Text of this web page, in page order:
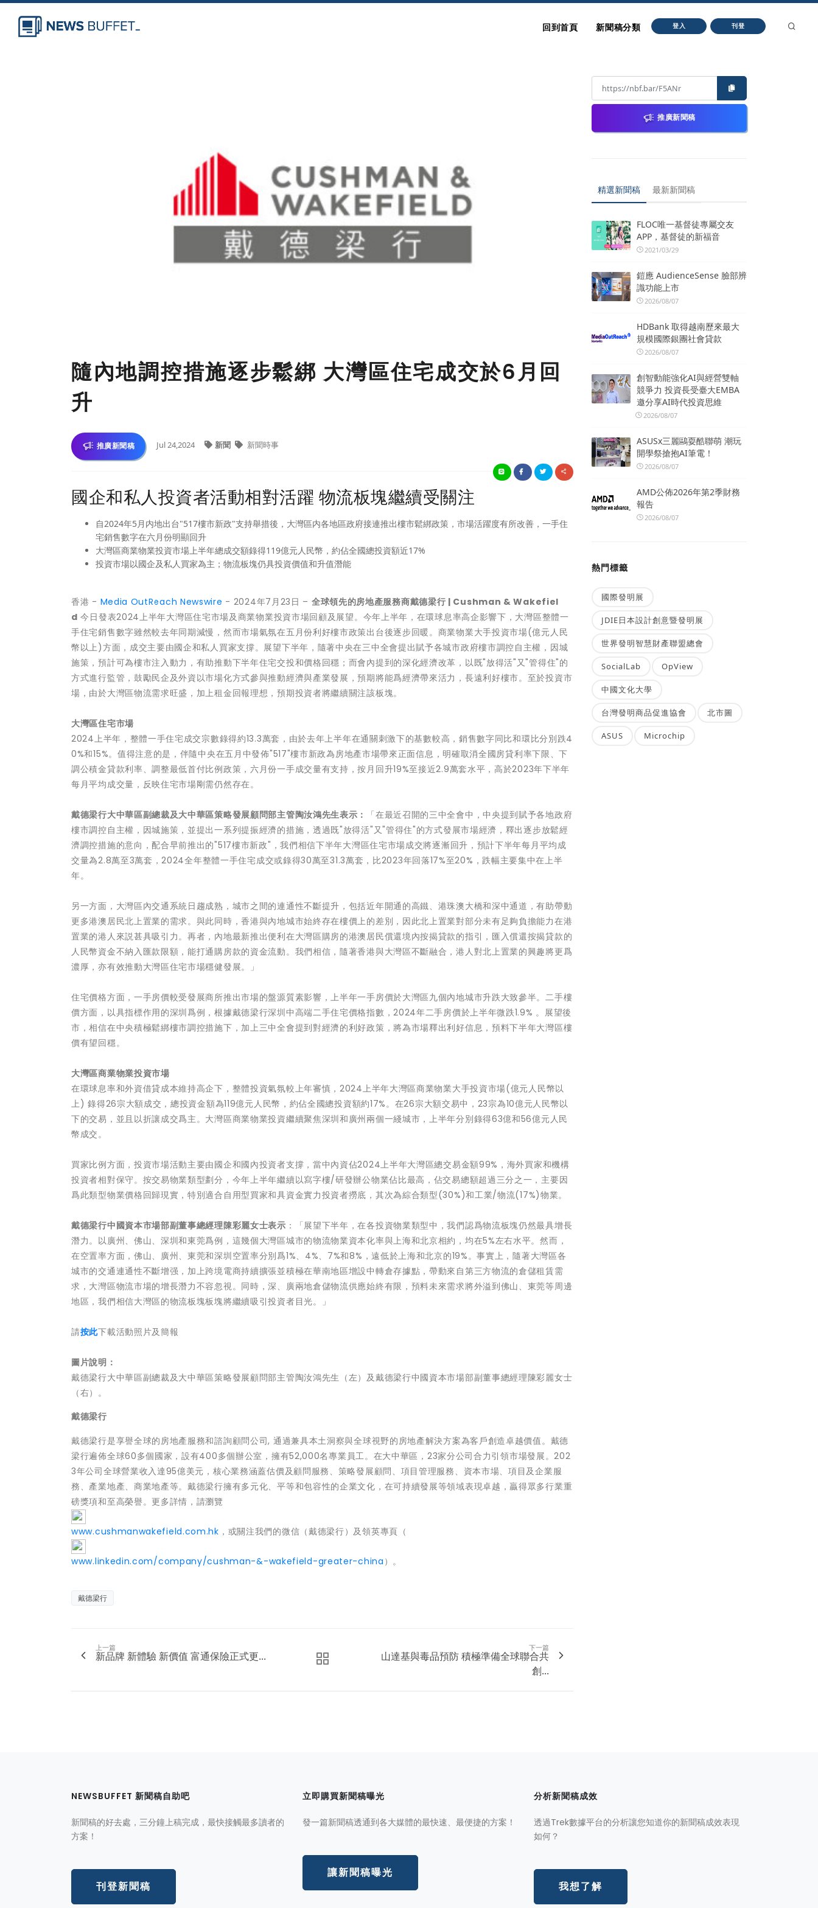
回到首頁 新聞稿分類 登入 刊登
隨內地調控措施逐步鬆綁 大灣區住宅成交於6月回
升
推廣新聞稿 Jul 24,2024 新聞 新聞時事
國企和私人投資者活動相對活躍 物流板塊繼續受關注
自2024年5月内地出台"517樓市新政"支持舉措後，大灣區内各地區政府接連推出樓市鬆綁政策，市場活躍度有所改善，一手住
宅銷售數字在六月份明顯回升
大灣區商業物業投資市場上半年總成交額錄得119億元人民幣，約佔全國總投資額近17%
投資市場以國企及私人買家為主；物流板塊仍具投資價值和升值潛能
香港 - Media OutReach Newswire - 2024年7月23日 – 全球領先的房地產服務商戴德梁行 | Cushman & Wakefiel
d 今日發表2024上半年大灣區住宅市場及商業物業投資市場回顧及展望。今年上半年，在環球息率高企影響下，大灣區整體一
手住宅銷售數字雖然較去年同期減慢，然而市場氣氛在五月份利好樓市政策出台後逐步回暖。商業物業大手投資市場(億元人民
幣以上)方面，成交主要由國企和私人買家支撐。展望下半年，隨著中央在三中全會提出賦予各城市政府樓市調控自主權，因城
施策，預計可為樓市注入動力，有助推動下半年住宅交投和價格回穩；而會內提到的深化經濟改革，以既"放得活"又"管得住"的
方式進行監管，鼓勵民企及外資以市場化方式參與推動經濟與產業發展，預期將能爲經濟帶來活力，長遠利好樓市。至於投資市
場，由於大灣區物流需求旺盛，加上租金回報理想，預期投資者將繼續關注該板塊。
大灣區住宅市場
2024上半年，整體一手住宅成交宗數錄得約13.3萬套，由於去年上半年在通關刺激下的基數較高，銷售數字同比和環比分別跌4
0%和15%。值得注意的是，伴隨中央在五月中發佈"517"樓市新政為房地產市場帶來正面信息，明確取消全國房貸利率下限、下
調公積金貸款利率、調整最低首付比例政策，六月份一手成交量有支持，按月回升19%至接近2.9萬套水平，高於2023年下半年
每月平均成交量，反映住宅市場剛需仍然存在。
戴德梁行大中華區副總裁及大中華區策略發展顧問部主管陶汝鴻先生表示：
「在最近召開的三中全會中，中央提到賦予各地政府
樓市調控自主權，因城施策，並提出一系列提振經濟的措施，透過既"放得活"又"管得住"的方式發展市場經濟，釋出逐步放鬆經
濟調控措施的意向，配合早前推出的"517樓市新政"，我們相信下半年大灣區住宅市場成交將逐漸回升，預計下半年每月平均成
交量為2.8萬至3萬套，2024全年整體一手住宅成交或錄得30萬至31.3萬套，比2023年回落17%至20%，跌幅主要集中在上半
年。
另一方面，大灣區內交通系統日趨成熟，城市之間的連通性不斷提升，包括近年開通的高鐵、港珠澳大橋和深中通道，有助帶動
更多港澳居民北上置業的需求。與此同時，香港與內地城市始終存在樓價上的差別，因此北上置業對部分未有足夠負擔能力在港
置業的港人來説甚具吸引力。再者，內地最新推出便利在大灣區購房的港澳居民償還境內按揭貸款的指引，匯入償還按揭貸款的
人民幣資金不納入匯款限額，能打通購房款的資金流動。我們相信，隨著香港與大灣區不斷融合，港人對北上置業的興趣將更爲
濃厚，亦有效推動大灣區住宅市場穩健發展。」
住宅價格方面，一手房價較受發展商所推出市場的盤源質素影響，上半年一手房價於大灣區九個內地城市升跌大致參半。二手樓
價方面，以具指標作用的深圳爲例，根據戴德梁行深圳中高端二手住宅價格指數，2024年二手房價於上半年微跌1.9% 。展望後
市，相信在中央積極鬆綁樓市調控措施下，加上三中全會提到對經濟的利好政策，將為市場釋出利好信息，預料下半年大灣區樓
價有望回穩。
大灣區商業物業投資市場
在環球息率和外資借貸成本維持高企下，整體投資氣氛較上年審慎，2024上半年大灣區商業物業大手投資市場(億元人民幣以
上) 錄得26宗大額成交，總投資金額為119億元人民幣，約佔全國總投資額約17%。在26宗大額交易中，23宗為10億元人民幣以
下的交易，並且以折讓成交爲主。大灣區商業物業投資繼續聚焦深圳和廣州兩個一綫城市，上半年分別錄得63億和56億元人民
幣成交。
買家比例方面，投資市場活動主要由國企和國內投資者支撐，當中內資佔2024上半年大灣區總交易金額99%，海外買家和機構
投資者相對保守。按交易物業類型劃分，今年上半年繼續以寫字樓/研發辦公物業佔比最高，佔交易總額超過三分之一，主要因
爲此類型物業價格回歸現實，特別適合自用型買家和具資金實力投資者撈底，其次為綜合類型(30%)和工業/物流(17%)物業。
戴德梁行中國資本市場部副董事總經理陳彩麗女士表示 ：「展望下半年，在各投資物業類型中，我們認爲物流板塊仍然最具增長
潛力。以廣州、佛山、深圳和東莞爲例，這幾個大灣區城市的物流物業資本化率與上海和北京相約，均在5%左右水平。然而，
在空置率方面，佛山、廣州、東莞和深圳空置率分別爲1%、4%、7%和8%，遠低於上海和北京的19%。事實上，隨著大灣區各
城市的交通連通性不斷增强，加上跨境電商持續擴張並積極在華南地區增設中轉倉存據點，帶動來自第三方物流的倉儲租賃需
求，大灣區物流市場的增長潛力不容忽視。同時，深、廣兩地倉儲物流供應始終有限，預料未來需求將外溢到佛山、東莞等周邊
地區，我們相信大灣區的物流板塊板塊將繼續吸引投資者目光。」
請按此下載活動照片及簡報
圖片說明：
戴德梁行大中華區副總裁及大中華區策略發展顧問部主管陶汝鴻先生（左）及戴德梁行中國資本市場部副董事總經理陳彩麗女士
（右）。
戴德梁行
戴德梁行是享譽全球的房地產服務和諮詢顧問公司, 通過兼具本土洞察與全球視野的房地產解決方案為客戶創造卓越價值。戴德
梁行遍佈全球60多個國家，設有400多個辦公室，擁有52,000名專業員工。在大中華區，23家分公司合力引領市場發展。202
3年公司全球營業收入達95億美元，核心業務涵蓋估價及顧問服務、策略發展顧問、項目管理服務、資本市場、項目及企業服
務、產業地產、商業地產等。戴德梁行擁有多元化、平等和包容性的企業文化，在可持續發展等領域表現卓越，贏得眾多行業重
磅獎項和至高榮譽。更多詳情，請瀏覽
www.cushmanwakefield.com.hk ，或關注我們的微信（戴德梁行）及領英專頁（
www.linkedin.com/company/cushman-&-wakefield-greater-china ）。
戴德梁行
上一篇
新品牌 新體驗 新價值 富通保險正式更...
下一篇
山達基與毒品預防 積極準備全球聯合共
創...
推廣新聞稿
精選新聞稿 最新新聞稿
FLOC唯一基督徒專屬交友
APP，基督徒的新福音
2021/03/29
鎧應 AudienceSense 臉部辨
識功能上市
2026/08/07
HDBank 取得越南歷來最大
規模國際銀團社會貸款
2026/08/07
創智動能強化AI與經營雙軸
競爭力 投資長受臺大EMBA
邀分享AI時代投資思維
2026/08/07
ASUSx三麗鷗耍酷聯萌 潮玩
開學祭搶抱AI筆電！
2026/08/07
AMD公佈2026年第2季財務
報告
2026/08/07
熱門標籤
國際發明展
JDIE日本設計創意暨發明展
世界發明智慧財產聯盟總會
SocialLab OpView
中國文化大學
台灣發明商品促進協會 北市圖
ASUS Microchip
NEWSBUFFET 新聞稿自助吧
新聞稿的好去處，三分鐘上稿完成，最快接觸最多讀者的
方案！
刊登新聞稿
立即購買新聞稿曝光
發一篇新聞稿透通到各大媒體的最快速、最便捷的方案！
讓新聞稿曝光
分析新聞稿成效
透過Trek數據平台的分析讓您知道你的新聞稿成效表現
如何？
我想了解